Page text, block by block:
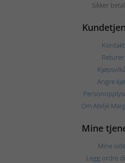
Sikker
Kontakt
Returer
Angre
Om Ateljé
Mine
Mine
Legg ordre